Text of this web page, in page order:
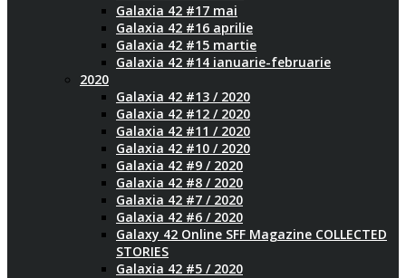
Galaxia 42 #17 mai
Galaxia 42 #16 aprilie
Galaxia 42 #15 martie
Galaxia 42 #14 ianuarie-februarie
2020
Galaxia 42 #13 / 2020
Galaxia 42 #12 / 2020
Galaxia 42 #11 / 2020
Galaxia 42 #10 / 2020
Galaxia 42 #9 / 2020
Galaxia 42 #8 / 2020
Galaxia 42 #7 / 2020
Galaxia 42 #6 / 2020
Galaxy 42 Online SFF Magazine COLLECTED
STORIES
Galaxia 42 #5 / 2020